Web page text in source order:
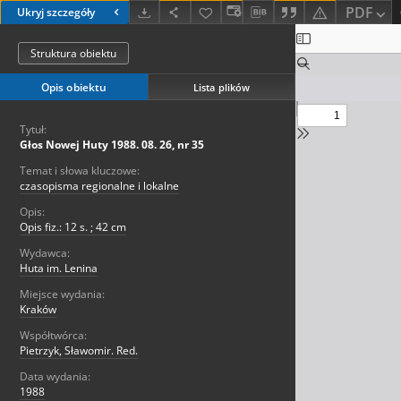
Ukryj szczegóły PDF
Struktura obiektu
Opis obiektu Lista plików
Tytuł:
Głos Nowej Huty 1988. 08. 26, nr 35
Temat i słowa kluczowe:
czasopisma regionalne i lokalne
Opis:
Opis fiz.: 12 s. ; 42 cm
Wydawca:
Huta im. Lenina
Miejsce wydania:
Kraków
Współtwórca:
Pietrzyk, Sławomir. Red.
Data wydania:
1988